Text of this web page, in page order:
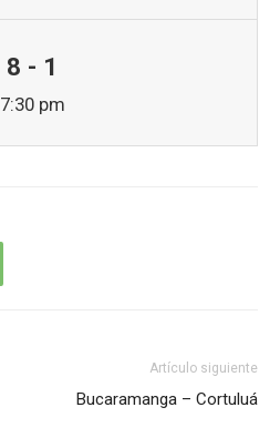
8 - 1
7:30 pm
Artículo siguiente
Bucaramanga – Cortuluá